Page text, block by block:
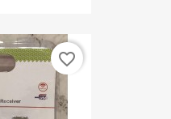
favorite_border